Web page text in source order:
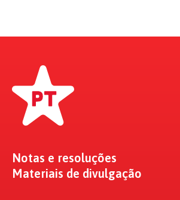
Notas e resoluções
Materiais de divulgação